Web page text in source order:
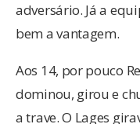
adversário. Já a
bem a vantagem.
Aos 14, por pouco
dominou, girou e
a trave. O Lages